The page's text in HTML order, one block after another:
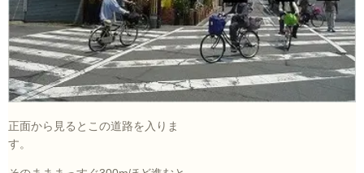
正面から見るとこの道路を入りま
す。